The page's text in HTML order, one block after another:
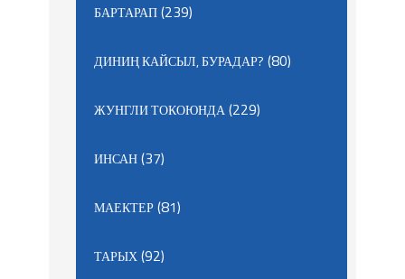
БАРТАРАП(239)
ДИНИҢ КАЙСЫЛ, БУРАДАР? (80)
ЖУНГЛИ ТОКОЮНДА(229)
ИНСАН(37)
МАЕКТЕР(81)
ТАРЫХ(92)